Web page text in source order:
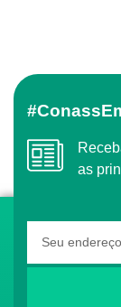
Receba o conteúdo semanal do Conass com
as